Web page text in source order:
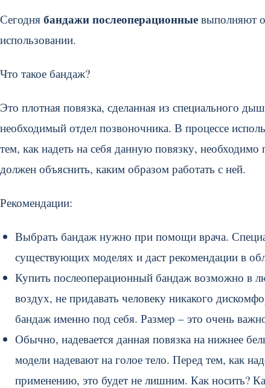
Сегодня бандажи послеоперационные выполняют
использовании.
Что такое бандаж?
Это плотная повязка, сделанная из специального
необходимый отдел позвоночника. В процессе
тем, как надеть на себя данную повязку,
должен объяснить, каким образом работать с ней.
Рекомендации:
Выбрать бандаж нужно при помощи врача.
существующих моделях и даст рекомендации в
Купить послеоперационный бандаж возможно в
воздух, не придавать человеку никакого
бандаж именно под себя. Размер – это очень
Обычно, надевается данная повязка на нижнее
модели надевают на голое тело. Перед тем, как
применению, это будет не лишним. Как носить?